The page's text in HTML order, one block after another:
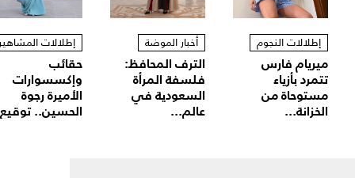
إطلالات النجوم
ميريام فارس
تتمرد بأزياء
مستوحاة من
الخزانة...
أخبار الموضة
الترف المحافظ:
فلسفة المرأة
السعودية في
عالم...
إطلالات
حقائب
وإكسسوارات
الأميرة رجوة
الحسين..